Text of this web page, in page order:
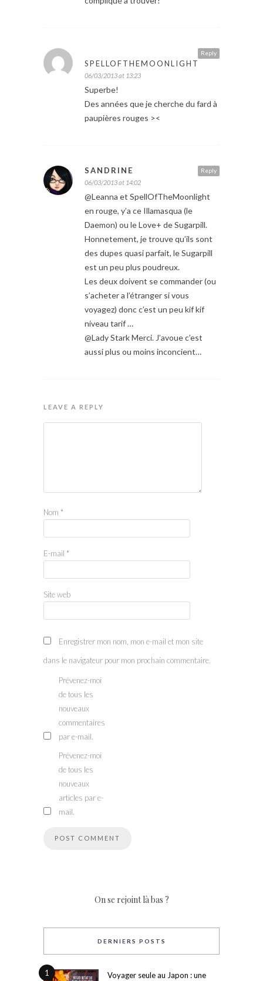
Reply
SPELLOFTHEMOONLIGHT
06/03/2013 at 13:23
Superbe!
Des années que je cherche du fard à
paupières rouges ><
Reply
SANDRINE
06/03/2013 at 14:02
@Leanna et SpellOfTheMoonlight
en rouge, y’a ce Illamasqua (le
Daemon) ou le Love+ de Sugarpill.
Honnetement, je trouve qu’ils sont
des dupes quasi parfait, le Sugarpill
est un peu plus poudreux.
Les deux doivent se commander (ou
s’acheter a l’étranger si vous
voyagez) donc c’est un peu kif kif
niveau tarif …
@Lady Stark Merci. J’avoue c’est
aussi plus ou moins inconcient…
LEAVE A REPLY
Nom *
E-mail *
Site web
Enregistrer mon nom, mon e-mail et mon site
dans le navigateur pour mon prochain commentaire.
Prévenez-moi
de tous les
nouveaux
commentaires
par e-mail.
Prévenez-moi
de tous les
nouveaux
articles par e-
mail.
On se rejoint là bas ?
DERNIERS POSTS
1
Voyager seule au Japon : une